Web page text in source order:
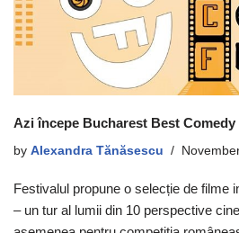
Azi începe Bucharest Best
by Alexandra Tănăsescu
Festivalul propune o selecție de filme
– un tur al lumii din 10 perspective